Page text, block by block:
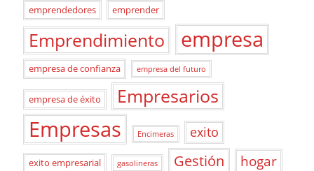
emprendedores emprender
Emprendimiento empresa
empresa de confianza empresa del futuro
empresa de éxito Empresarios
Empresas Encimeras exito
exito empresarial gasolineras Gestión hogar